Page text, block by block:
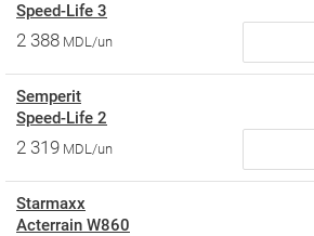
Speed-Life 3
2 388 MDL/un
Semperit
Speed-Life 2
2 319 MDL/un
Starmaxx
Acterrain W860